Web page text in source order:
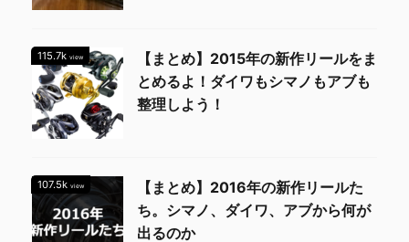
115.7k view
【まとめ】2015年の新作リールをま
とめるよ！ダイワもシマノもアブも
整理しよう！
107.5k view
【まとめ】2016年の新作リールた
ち。シマノ、ダイワ、アブから何が
出るのか